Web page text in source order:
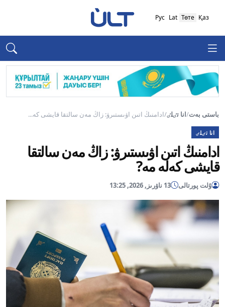
Қаз
Төте
Lat
Рус
باستى بەت/انا تٸلٸ/ادامنىڭ اتىن اۋىستىرۋ: زاڭ مەن سالتقا قايشى كە...
انا تٸلٸ
ادامنىڭ اتىن اۋىستىرۋ: زاڭ مەن سالتقا
قايشى كەلە مە?
ۇلت پورتالى 13 ناۋرىز, 2026, 13:25